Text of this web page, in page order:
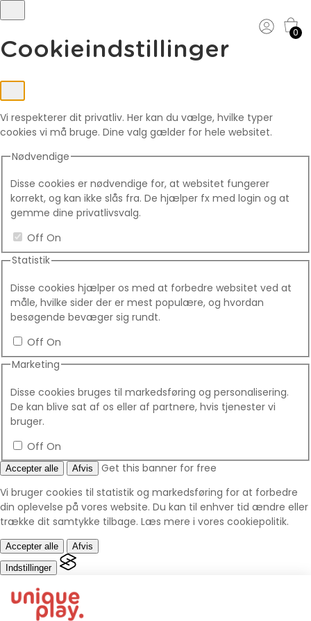
Cookieindstillinger
Vi respekterer dit privatliv. Her kan du vælge, hvilke typer
cookies vi må bruge. Dine valg gælder for hele websitet.
Nødvendige
Disse cookies er nødvendige for, at websitet fungerer
korrekt, og kan ikke slås fra. De hjælper fx med login og at
gemme dine privatlivsvalg.
Off On
Statistik
Disse cookies hjælper os med at forbedre websitet ved at
måle, hvilke sider der er mest populære, og hvordan
besøgende bevæger sig rundt.
Off On
Marketing
Disse cookies bruges til markedsføring og personalisering.
De kan blive sat af os eller af partnere, hvis tjenester vi
bruger.
Off On
Accepter alle Afvis
Get this banner for free
Vi bruger cookies til statistik og markedsføring for at forbedre
din oplevelse på vores website. Du kan til enhver tid ændre eller
trække dit samtykke tilbage. Læs mere i vores cookiepolitik.
Accepter alle Afvis
Indstillinger
0